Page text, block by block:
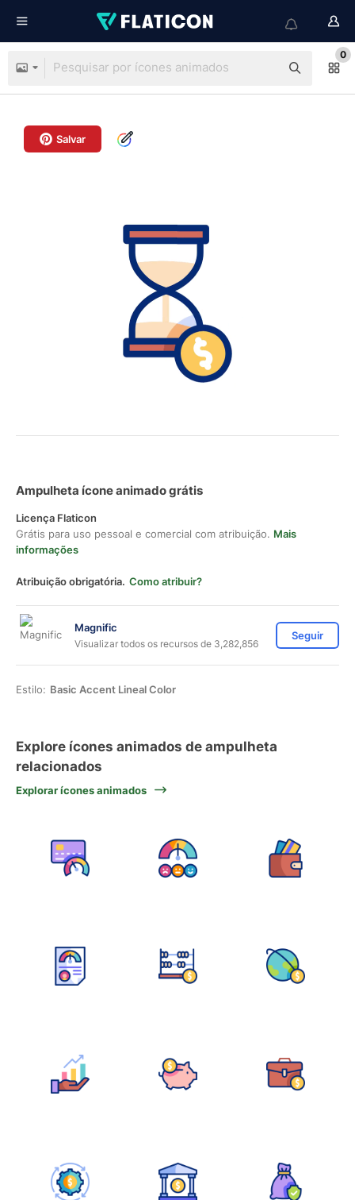
0
Salvar
Ampulheta ícone animado grátis
Licença Flaticon
Grátis para uso pessoal e comercial com atribuição. Mais
informações
Atribuição obrigatória. Como atribuir?
Magnific
Visualizar todos os recursos de 3,282,856
Seguir
Estilo: Basic Accent Lineal Color
Explore ícones animados de ampulheta
relacionados
Explorar ícones animados